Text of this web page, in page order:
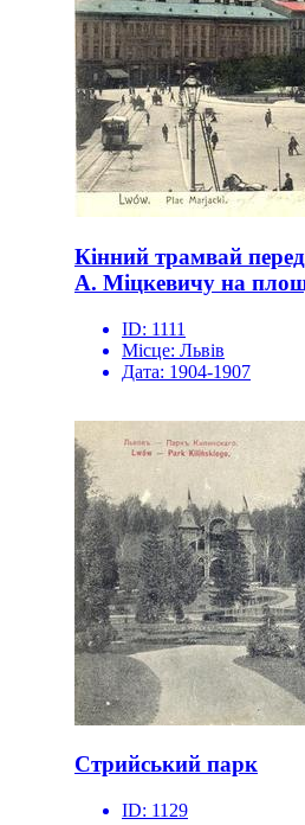
Кінний трамвай
А. Міцкевичу на
ID: 1111
Місце: Львів
Дата: 1904-1907
Стрийський парк
ID: 1129